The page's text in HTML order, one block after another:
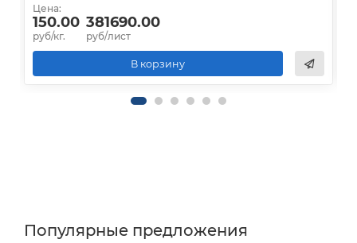
Цена:
150.00
руб/кг.
381690.00
руб/лист
В корзину
Популярные предложения